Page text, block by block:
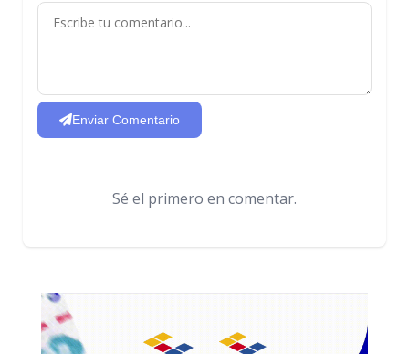
Enviar Comentario
Sé el primero en comentar.